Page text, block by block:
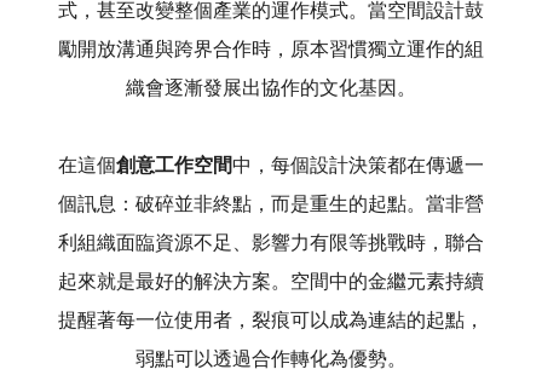
式，甚至改變整個產業的運作模式。當空間設計鼓
勵開放溝通與跨界合作時，原本習慣獨立運作的組
織會逐漸發展出協作的文化基因。
在這個創意工作空間中，每個設計決策都在傳遞一
個訊息：破碎並非終點，而是重生的起點。當非營
利組織面臨資源不足、影響力有限等挑戰時，聯合
起來就是最好的解決方案。空間中的金繼元素持續
提醒著每一位使用者，裂痕可以成為連結的起點，
弱點可以透過合作轉化為優勢。